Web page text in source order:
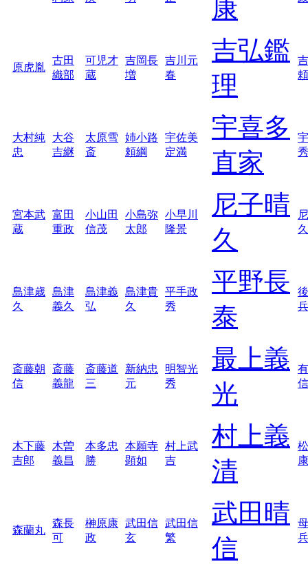
康
原虎胤
古田
織部
可児才
蔵
吉岡長
増
吉川元
春
吉弘鑑
理
頼
大村純
忠
大谷
吉継
太原雪
斎
姉小路
頼綱
宇佐美
定満
宇喜多
直家
宮本武
蔵
富田
重政
小山田
信茂
小島弥
太郎
小早川
隆景
尼子晴
久
久
島津歳
久
島津
義久
島津義
弘
島津貴
久
平手政
秀
平野長
泰
斎藤朝
信
斎藤
義龍
斎藤道
三
新納忠
元
明智光
秀
最上義
光
信
木下藤
吉郎
木曽
義昌
本多忠
勝
本願寺
顕如
村上武
吉
村上義
清
康
森蘭丸
森長
可
榊原康
政
武田信
玄
武田信
繁
武田晴
信